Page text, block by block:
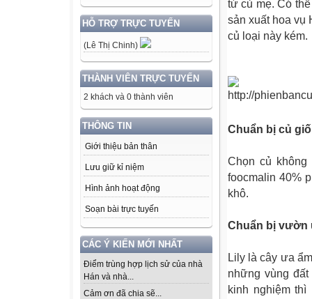
HỖ TRỢ TRỰC TUYẾN
(Lê Thị Chinh)
THÀNH VIÊN TRỰC TUYẾN
2 khách và 0 thành viên
THÔNG TIN
Giới thiệu bản thân
Lưu giữ kỉ niệm
Hình ảnh hoạt động
Soạn bài trực tuyến
CÁC Ý KIẾN MỚI NHẤT
Điểm trùng hợp lịch sử của nhà
Hán và nhà...
Cảm ơn đã chia sẽ...
từ củ mẹ. Có
sản xuất hoa vụ
củ loại này kém.
Chuẩn bị củ
Chọn củ
foocmalin 40%
khô.
Chuẩn bị vườn
Lily là cây ưa
những vùng
kinh nghiệm